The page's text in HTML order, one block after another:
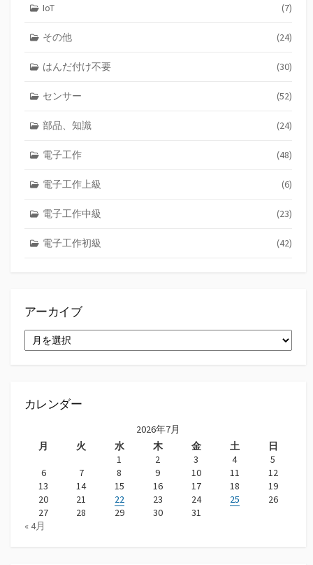
IoT (7)
その他 (24)
はんだ付け不要 (30)
センサー (52)
部品、知識 (24)
電子工作 (48)
電子工作上級 (6)
電子工作中級 (23)
電子工作初級 (42)
アーカイブ
ー
カレンダー
2026年7月
月
火 水 木 金 土
日
1
2 3 4
5
6
7 8 9 10 11
12
13
14 15 16 17 18
19
20
21 22 23 24 25
26
27
28 29 30
31
« 4月